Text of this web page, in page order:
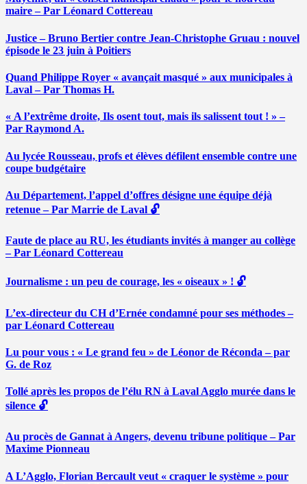
maire – Par Léonard Cottereau
Justice – Bruno Bertier contre Jean-Christophe Gruau : nouvel
épisode le 23 juin à Poitiers
Quand Philippe Royer « avançait masqué » aux municipales à
Laval – Par Thomas H.
« A l’extrême droite, Ils osent tout, mais ils salissent tout ! » –
Par Raymond A.
Au lycée Rousseau, profs et élèves défilent ensemble contre une
coupe budgétaire
Au Département, l’appel d’offres désigne une équipe déjà
retenue – Par Marrie de Laval 🔓
Faute de place au RU, les étudiants invités à manger au collège
– Par Léonard Cottereau
Journalisme : un peu de courage, les « oiseaux » ! 🔓
L’ex-directeur du CH d’Ernée condamné pour ses méthodes –
par Léonard Cottereau
Lu pour vous : « Le grand feu » de Léonor de Réconda – par
G. de Roz
Tollé après les propos de l’élu RN à Laval Agglo murée dans le
silence 🔓
Au procès de Gannat à Angers, devenu tribune politique – Par
Maxime Pionneau
A L’Agglo, Florian Bercault veut « craquer le système » pour